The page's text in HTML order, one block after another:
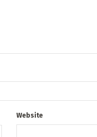
Website